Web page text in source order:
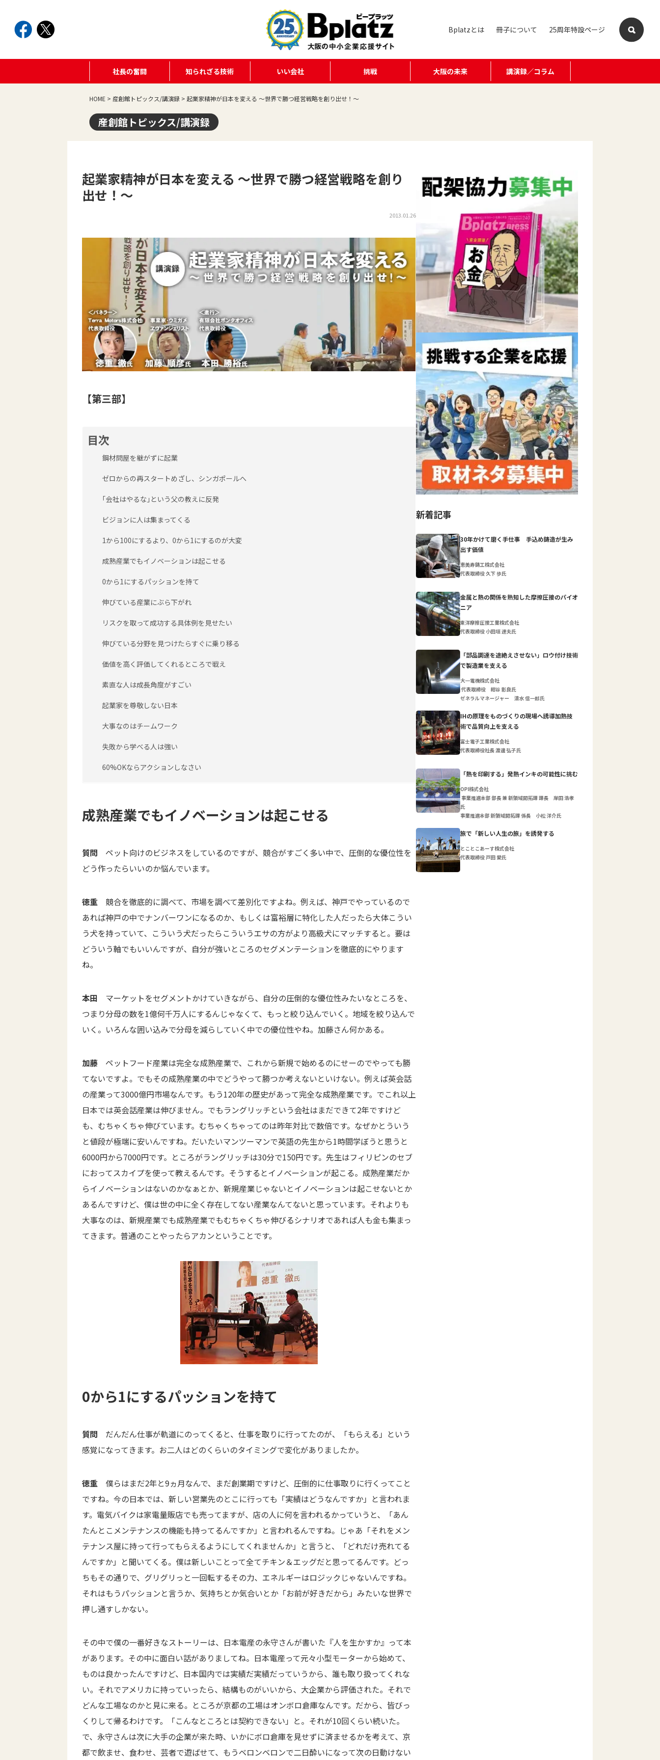
Bplatzとは 冊子について 25周年特設ページ
社長の奮闘 知られざる技術 いい会社 挑戦 大阪の未来 講演録／コラム
HOME > 産創館トピックス/講演録 > 起業家精神が日本を変える ～世界で勝つ経営戦略を創り出せ！～
産創館トピックス/講演録
起業家精神が日本を変える ～世界で勝つ経営戦略を創り
出せ！～
2013.01.26
【第三部】
目次
鋼材問屋を継がずに起業
ゼロからの再スタートめざし、シンガポールへ
｢会社はやるな｣という父の教えに反発
ビジョンに人は集まってくる
1から100にするより、0から1にするのが大変
成熟産業でもイノベーションは起こせる
0から1にするパッションを持て
伸びている産業にぶら下がれ
リスクを取って成功する具体例を見せたい
伸びている分野を見つけたらすぐに乗り移る
価値を高く評価してくれるところで戦え
素直な人は成長角度がすごい
起業家を尊敬しない日本
大事なのはチームワーク
失敗から学べる人は強い
60%OKならアクションしなさい
成熟産業でもイノベーションは起こせる
質問 ペット向けのビジネスをしているのですが、競合がすごく多い中で、圧倒的な優位性を
どう作ったらいいのか悩んでいます。
徳重 競合を徹底的に調べて、市場を調べて差別化ですよね。例えば、神戸でやっているので
あれば神戸の中でナンバーワンになるのか、もしくは富裕層に特化した人だったら大体こうい
う犬を持っていて、こういう犬だったらこういうエサの方がより高級犬にマッチすると。要は
どういう軸でもいいんですが、自分が強いところのセグメンテーションを徹底的にやります
ね。
本田 マーケットをセグメントかけていきながら、自分の圧倒的な優位性みたいなところを、
つまり分母の数を1億何千万人にするんじゃなくて、もっと絞り込んでいく。地域を絞り込んで
いく。いろんな囲い込みで分母を減らしていく中での優位性やね。加藤さん何かある。
加藤 ペットフード産業は完全な成熟産業で、これから新規で始めるのにせーのでやっても勝
てないですよ。でもその成熟産業の中でどうやって勝つか考えないといけない。例えば英会話
の産業って3000億円市場なんです。もう120年の歴史があって完全な成熟産業です。でこれ以上
日本では英会話産業は伸びません。でもラングリッチという会社はまだできて2年ですけど
も、むちゃくちゃ伸びています。むちゃくちゃってのは昨年対比で数倍です。なぜかとういう
と値段が極端に安いんですね。だいたいマンツーマンで英語の先生から1時間学ぼうと思うと
6000円から7000円です。ところがラングリッチは30分で150円です。先生はフィリピンのセブ
におってスカイプを使って教えるんです。そうするとイノベーションが起こる。成熟産業だか
らイノベーションはないのかなぁとか、新規産業じゃないとイノベーションは起こせないとか
あるんですけど、僕は世の中に全く存在してない産業なんてないと思っています。それよりも
大事なのは、新規産業でも成熟産業でもむちゃくちゃ伸びるシナリオであれば人も金も集まっ
てきます。普通のことやったらアカンということです。
0から1にするパッションを持て
質問 だんだん仕事が軌道にのってくると、仕事を取りに行ってたのが、「もらえる」という
感覚になってきます。お二人はどのくらいのタイミングで変化がありましたか。
徳重 僕らはまだ2年と9ヵ月なんで、まだ創業期ですけど、圧倒的に仕事取りに行くってこと
ですね。今の日本では、新しい営業先のとこに行っても「実績はどうなんですか」と言われま
す。電気バイクは家電量販店でも売ってますが、店の人に何を言われるかっていうと、「あん
たんとこメンテナンスの機能も持ってるんですか」と言われるんですね。じゃあ「それをメン
テナンス屋に持って行ってもらえるようにしてくれませんか」と言うと、「どれだけ売れてる
んですか」と聞いてくる。僕は新しいことって全てチキン＆エッグだと思ってるんです。どっ
ちもその通りで、グリグリっと一回転するその力、エネルギーはロジックじゃないんですね。
それはもうパッションと言うか、気持ちとか気合いとか「お前が好きだから」みたいな世界で
押し通すしかない。
その中で僕の一番好きなストーリーは、日本電産の永守さんが書いた『人を生かすか』って本
があります。その中に面白い話がありましてね。日本電産って元々小型モーターから始めて、
ものは良かったんですけど、日本国内では実績だ実績だっていうから、誰も取り扱ってくれな
い。それでアメリカに持っていったら、結構ものがいいから、大企業から評価された。それで
どんな工場なのかと見に来る。ところが京都の工場はオンボロ倉庫なんです。だから、皆びっ
くりして帰るわけです。「こんなところとは契約できない」と。それが10回くらい続いた。
で、永守さんは次に大手の企業が来た時、いかにボロ倉庫を見せずに済ませるかを考えて、京
都で飲ませ、食わせ、芸者で遊ばせて、もうベロンベロンで二日酔いになって次の日動けない
新着記事
30年かけて磨く手仕事 手込め鋳造が生み
出す価値
恵美寿鋳工株式会社
代表取締役 久下 歩氏
金属と熱の関係を熟知した摩擦圧接のパイオ
ニア
東洋摩擦圧接工業株式会社
代表取締役 小田垣 達夫氏
「部品調達を途絶えさせない」ロウ付け技術
で製造業を支える
大一電機株式会社
代表取締役 紺谷 彰良氏
ゼネラルマネージャー 清水 信一郎氏
IHの原理をものづくりの現場へ誘導加熱技
術で品質向上を支える
富士電子工業株式会社
代表取締役社長 渡邊 弘子氏
「熱を印刷する」発熱インキの可能性に挑む
OPI株式会社
事業推進本部 部長 兼 新領域開拓課 課長 岸田 浩孝
氏
事業推進本部 新領域開拓課 係長 小松 洋介氏
旅で「新しい人生の旅」を誘発する
とことこあーす株式会社
代表取締役 戸田 愛氏